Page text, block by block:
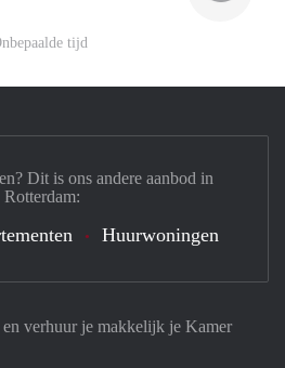
tijd
verhuur je makkelijk je Kamer
Dit is ons andere aanbod in
Rotterdam:
Huurwoningen